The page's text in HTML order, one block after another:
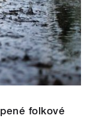
folkové